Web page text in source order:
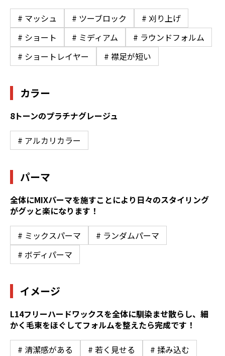
# マッシュ # ツーブロック
# 刈り上げ
# ショート
# ミディアム
# ラウンドフォルム
# ショートレイヤー
# 襟足が短い
カラー
8トーンのプラチナグレージュ
# アルカリカラー
パーマ
全体にMIXパーマを施すことにより日々のスタイリング
がグッと楽になります！
# ミックスパーマ
# ランダムパーマ
# ボディパーマ
イメージ
L14フリーハードワックスを全体に馴染ませ散らし、細
かく毛束をほぐしてフォルムを整えたら完成です！
# 清潔感がある # 若く見せる
# 揉み込む